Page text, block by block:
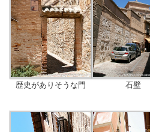
歴史がありそうな門 石壁